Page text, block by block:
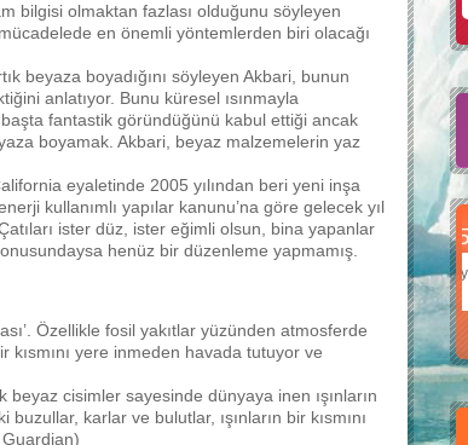
bilgisi olmaktan fazlası olduğunu söyleyen
en önemli yöntemlerden biri olacağı
beyaza boyadığını söyleyen Akbari, bunun
anlatıyor. Bunu küresel ısınmayla
fantastik göründüğünü kabul ettiği ancak
boyamak. Akbari, beyaz malzemelerin yaz
eyaletinde 2005 yılından beri yeni inşa
kullanımlı yapılar kanunu’na göre gelecek yıl
ister düz, ister eğimli olsun, bina yapanlar
henüz bir düzenleme yapmamış.
Özellikle fosil yakıtlar yüzünden atmosferde
kısmını yere inmeden havada tutuyor ve
beyaz cisimler sayesinde dünyaya inen ışınların
karlar ve bulutlar, ışınların bir kısmını